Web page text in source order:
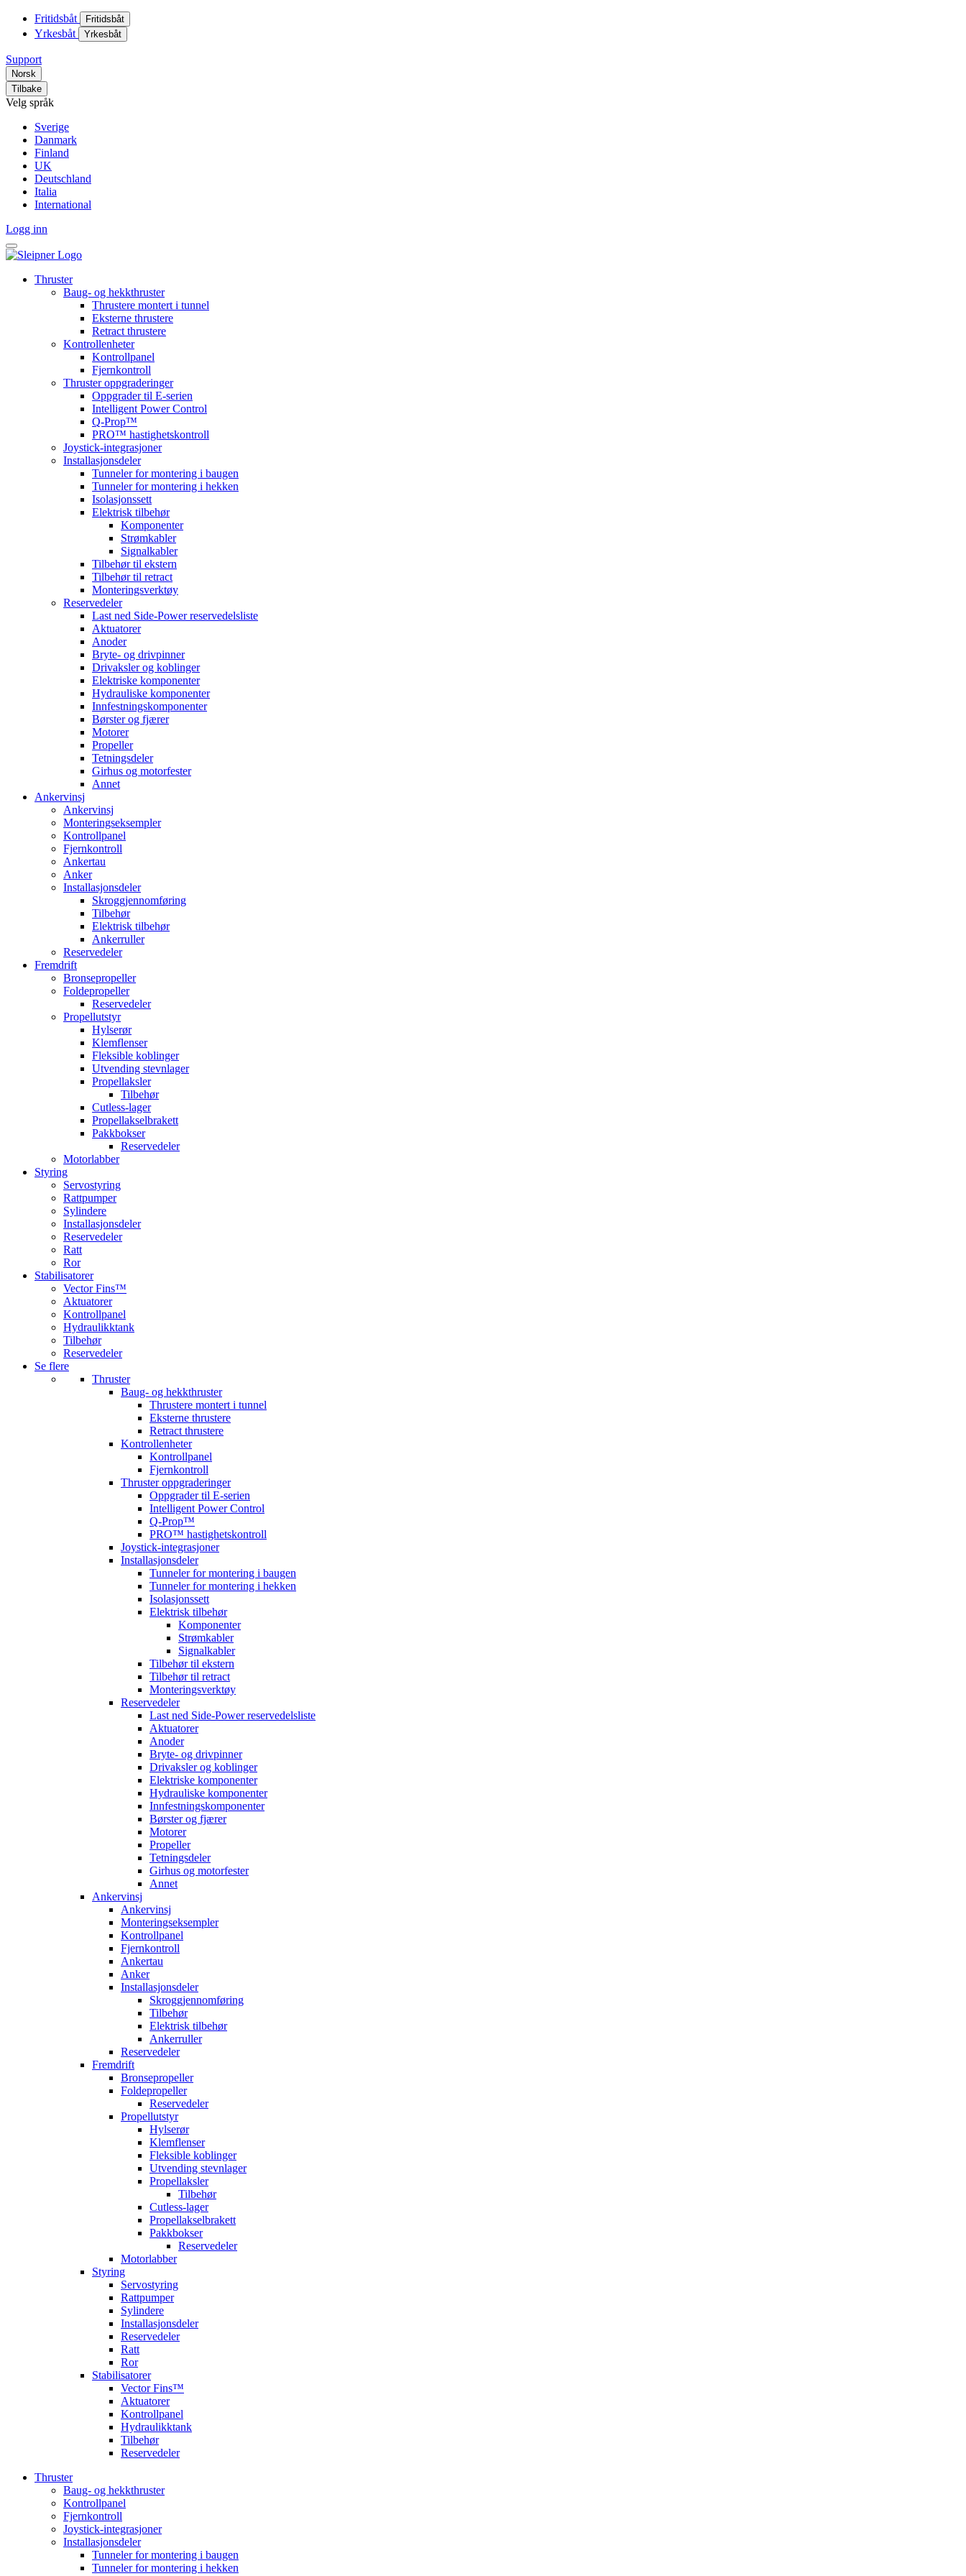
Fritidsbåt Fritidsbåt
Yrkesbåt Yrkesbåt
Support
Norsk
Tilbake
Velg språk
Sverige
Danmark
Finland
UK
Deutschland
Italia
International
Logg inn
Thruster
Baug- og hekkthruster
Thrustere montert i tunnel
Eksterne thrustere
Retract thrustere
Kontrollenheter
Kontrollpanel
Fjernkontroll
Thruster oppgraderinger
Oppgrader til E-serien
Intelligent Power Control
Q-Prop™
PRO™ hastighetskontroll
Joystick-integrasjoner
Installasjonsdeler
Tunneler for montering i baugen
Tunneler for montering i hekken
Isolasjonssett
Elektrisk tilbehør
Komponenter
Strømkabler
Signalkabler
Tilbehør til ekstern
Tilbehør til retract
Monteringsverktøy
Reservedeler
Last ned Side-Power reservedelsliste
Aktuatorer
Anoder
Bryte- og drivpinner
Drivaksler og koblinger
Elektriske komponenter
Hydrauliske komponenter
Innfestningskomponenter
Børster og fjærer
Motorer
Propeller
Tetningsdeler
Girhus og motorfester
Annet
Ankervinsj
Ankervinsj
Monteringseksempler
Kontrollpanel
Fjernkontroll
Ankertau
Anker
Installasjonsdeler
Skroggjennomføring
Tilbehør
Elektrisk tilbehør
Ankerruller
Reservedeler
Fremdrift
Bronsepropeller
Foldepropeller
Reservedeler
Propellutstyr
Hylserør
Klemflenser
Fleksible koblinger
Utvending stevnlager
Propellaksler
Tilbehør
Cutless-lager
Propellakselbrakett
Pakkbokser
Reservedeler
Motorlabber
Styring
Servostyring
Rattpumper
Sylindere
Installasjonsdeler
Reservedeler
Ratt
Ror
Stabilisatorer
Vector Fins™
Aktuatorer
Kontrollpanel
Hydraulikktank
Tilbehør
Reservedeler
Se flere
Thruster
Baug- og hekkthruster
Thrustere montert i tunnel
Eksterne thrustere
Retract thrustere
Kontrollenheter
Kontrollpanel
Fjernkontroll
Thruster oppgraderinger
Oppgrader til E-serien
Intelligent Power Control
Q-Prop™
PRO™ hastighetskontroll
Joystick-integrasjoner
Installasjonsdeler
Tunneler for montering i baugen
Tunneler for montering i hekken
Isolasjonssett
Elektrisk tilbehør
Komponenter
Strømkabler
Signalkabler
Tilbehør til ekstern
Tilbehør til retract
Monteringsverktøy
Reservedeler
Last ned Side-Power reservedelsliste
Aktuatorer
Anoder
Bryte- og drivpinner
Drivaksler og koblinger
Elektriske komponenter
Hydrauliske komponenter
Innfestningskomponenter
Børster og fjærer
Motorer
Propeller
Tetningsdeler
Girhus og motorfester
Annet
Ankervinsj
Ankervinsj
Monteringseksempler
Kontrollpanel
Fjernkontroll
Ankertau
Anker
Installasjonsdeler
Skroggjennomføring
Tilbehør
Elektrisk tilbehør
Ankerruller
Reservedeler
Fremdrift
Bronsepropeller
Foldepropeller
Reservedeler
Propellutstyr
Hylserør
Klemflenser
Fleksible koblinger
Utvending stevnlager
Propellaksler
Tilbehør
Cutless-lager
Propellakselbrakett
Pakkbokser
Reservedeler
Motorlabber
Styring
Servostyring
Rattpumper
Sylindere
Installasjonsdeler
Reservedeler
Ratt
Ror
Stabilisatorer
Vector Fins™
Aktuatorer
Kontrollpanel
Hydraulikktank
Tilbehør
Reservedeler
Thruster
Baug- og hekkthruster
Kontrollpanel
Fjernkontroll
Joystick-integrasjoner
Installasjonsdeler
Tunneler for montering i baugen
Tunneler for montering i hekken